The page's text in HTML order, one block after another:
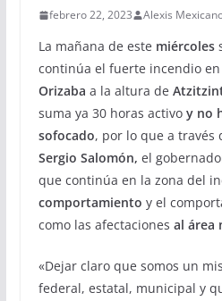
febrero 22, 2023 Alexis
La mañana de este miércoles
continúa el fuerte incendio
Orizaba a la altura de
suma ya 30 horas activo y no
sofocado, por lo que a través
Sergio Salomón, el
que continúa en la zona del
comportamiento y el
como las afectaciones al área
«Dejar claro que somos un
federal, estatal, municipal y